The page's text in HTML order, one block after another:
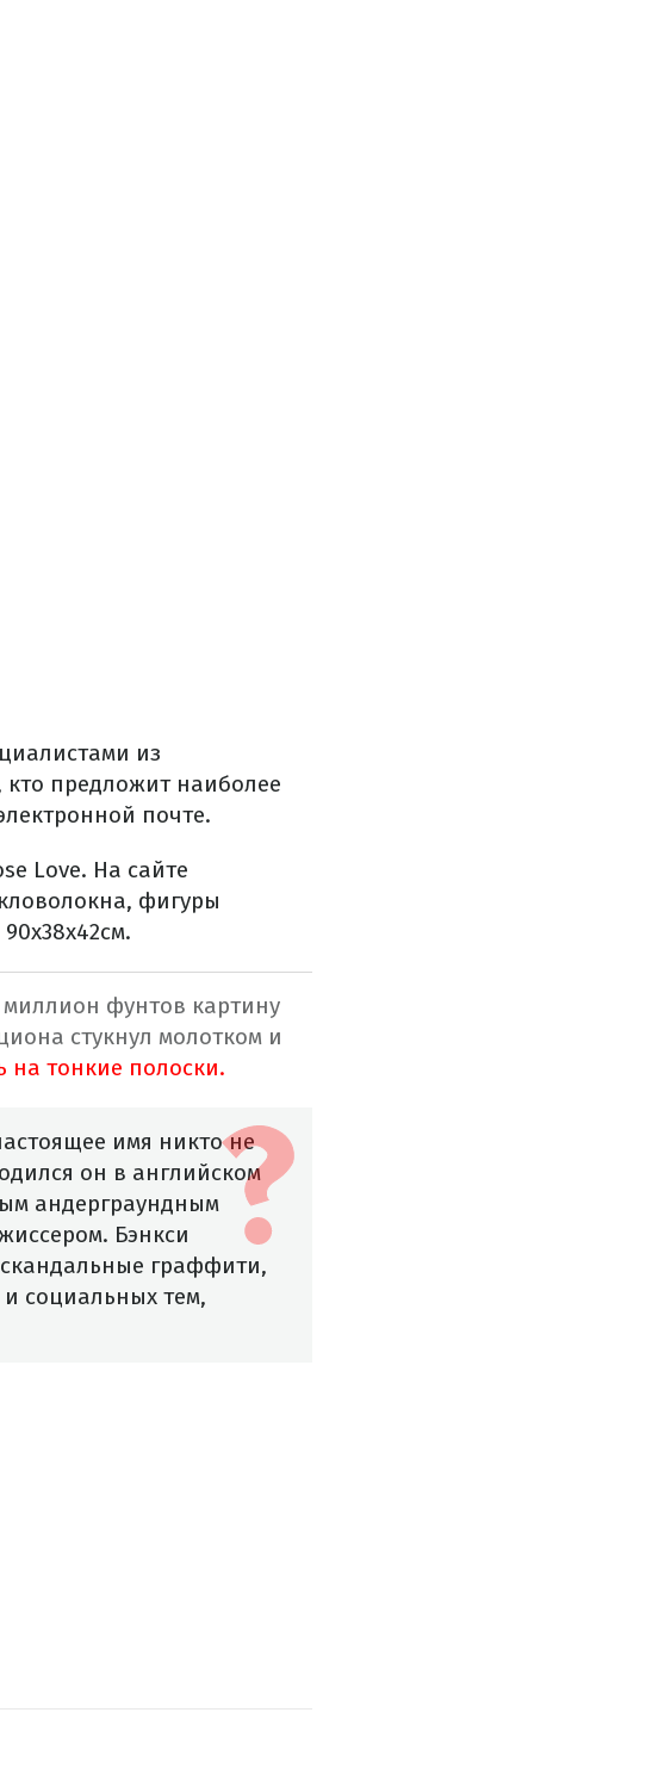
из
кто предложит наиболее
почте.
Love. На сайте
фигуры
фунтов картину
стукнул молотком и
на тонкие полоски.
имя никто не
он в английском
андерграундным
Бэнкси
граффити,
социальных тем,